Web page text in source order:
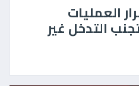
العمليات
التدخل غير